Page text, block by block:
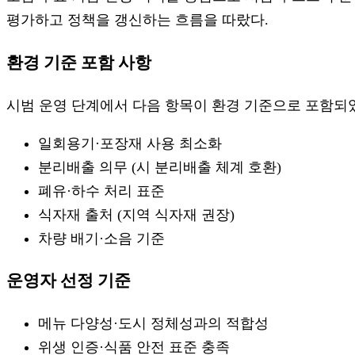
평가하고 정책을 갱신하는 흐름을 따랐다.
환경 기준 포함 사항
시범 운영 단계에서 다음 항목이 환경 기준으로 포함되
일회용기·포장재 사용 최소화
분리배출 의무 (시 분리배출 체계 호환)
폐유·하수 처리 표준
식자재 출처 (지역 식자재 권장)
차량 배기·소음 기준
운영자 선정 기준
메뉴 다양성·도시 정체성과의 적합성
위생 인증·식품 안전 표준 충족